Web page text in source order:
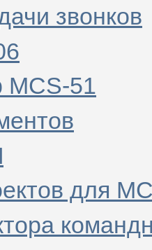
звонков
MCS-51
для